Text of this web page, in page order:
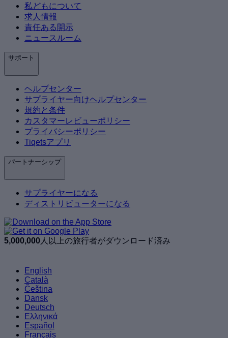
私どもについて
求人情報
責任ある開示
ニュースルーム
サポート
ヘルプセンター
サプライヤー向けヘルプセンター
規約と条件
カスタマーレビューポリシー
プライバシーポリシー
Tiqetsアプリ
パートナーシップ
サプライヤーになる
ディストリビューターになる
5,000,000 人以上の旅行者がダウンロード済み
English
Català
Čeština
Dansk
Deutsch
Ελληνικά
Español
Français